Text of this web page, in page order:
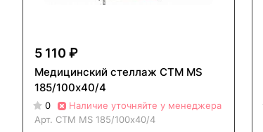
5 110 ₽
Медицинский стеллаж СТМ MS
185/100х40/4
0
Наличие уточняйте у менеджера
Арт. СТМ MS 185/100х40/4